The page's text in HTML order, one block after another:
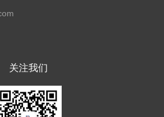
关注我们